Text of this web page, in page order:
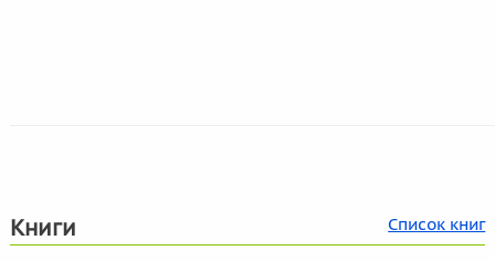
Книги Список книг